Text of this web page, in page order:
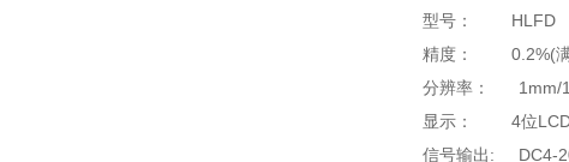
型号： HLFD
精度： 0.2%(满
分辨率： 1mm/
显示： 4位LCD
信号输出: DC4-